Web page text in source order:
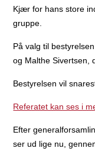
Kjær for hans store
gruppe.
På valg til
og Malthe Sivertsen,
Bestyrelsen vil
Referatet kan ses i
Efter
ser ud lige nu,